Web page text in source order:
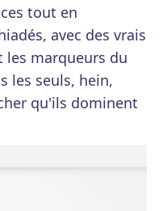
tout en
avec des vrais
marqueurs du
les seuls, hein,
qu'ils dominent